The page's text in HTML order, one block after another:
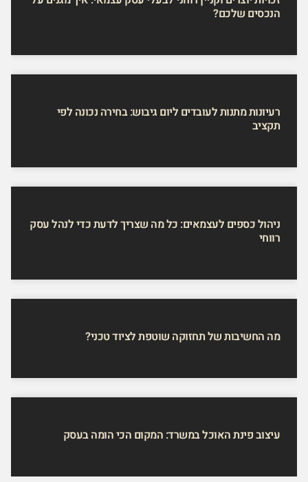
הנכסים שלכם?
רעיונות מתנות לעובדים ליום גיבוש: בחירה נכונה לפי
תקציב
ניהול כספים לעצמאים: כל מה שצריך לדעת כדי לנהל עסק
רווחי
מה החשיבות של תחזוקה שוטפת לציוד טכני?
עיצוב פינת האוכל במשרד: המקום הכי הומה בעסק